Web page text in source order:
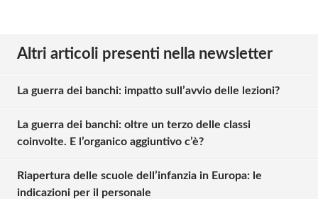
Altri articoli presenti nella newsletter
La guerra dei banchi: impatto sull’avvio delle lezioni?
La guerra dei banchi: oltre un terzo delle classi
coinvolte. E l’organico aggiuntivo c’è?
Riapertura delle scuole dell’infanzia in Europa: le
indicazioni per il personale